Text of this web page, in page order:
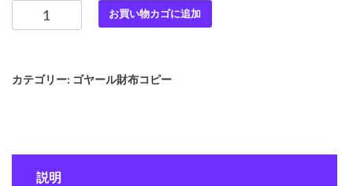
GOYARD
ゴ
ル
お買い物カゴに追加
カテゴリー: ゴヤール財布コピー
説明